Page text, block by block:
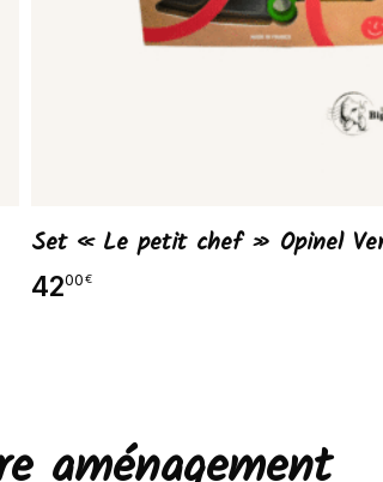
Set « Le petit chef » Opinel
4200€